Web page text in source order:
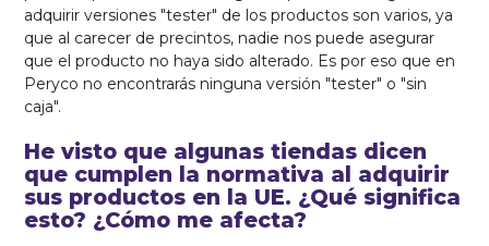
adquirir versiones "tester" de los productos son varios, ya
que al carecer de precintos, nadie nos puede asegurar
que el producto no haya sido alterado. Es por eso que en
Peryco no encontrarás ninguna versión "tester" o "sin
caja".
He visto que algunas tiendas dicen
que cumplen la normativa al adquirir
sus productos en la UE. ¿Qué significa
esto? ¿Cómo me afecta?